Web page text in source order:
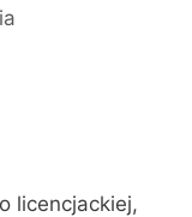
licencjackiej,